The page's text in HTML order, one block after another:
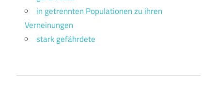
in getrennten Populationen zu ihren
Verneinungen
stark gefährdete